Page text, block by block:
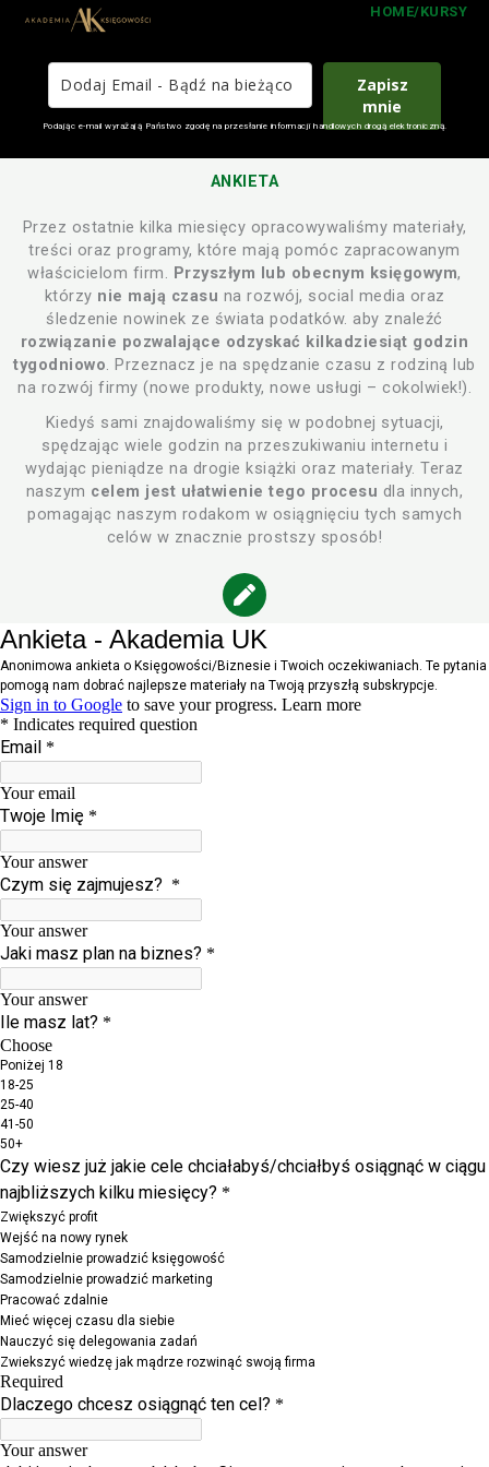
HOME/KURSY
Zapisz
mnie
Podając e-mail wyrażają Państwo zgodę na przesłanie informacji handlowych drogą elektroniczną.
ANKIETA
Przez ostatnie kilka miesięcy opracowywaliśmy materiały,
treści oraz programy, które mają pomóc zapracowanym
właścicielom firm. Przyszłym lub obecnym księgowym,
którzy nie mają czasu na rozwój, social media oraz
śledzenie nowinek ze świata podatków. aby znaleźć
rozwiązanie pozwalające odzyskać kilkadziesiąt godzin
tygodniowo. Przeznacz je na spędzanie czasu z rodziną lub
na rozwój firmy (nowe produkty, nowe usługi – cokolwiek!).
Kiedyś sami znajdowaliśmy się w podobnej sytuacji,
spędzając wiele godzin na przeszukiwaniu internetu i
wydając pieniądze na drogie książki oraz materiały. Teraz
naszym celem jest ułatwienie tego procesu dla innych,
pomagając naszym rodakom w osiągnięciu tych samych
celów w znacznie prostszy sposób!